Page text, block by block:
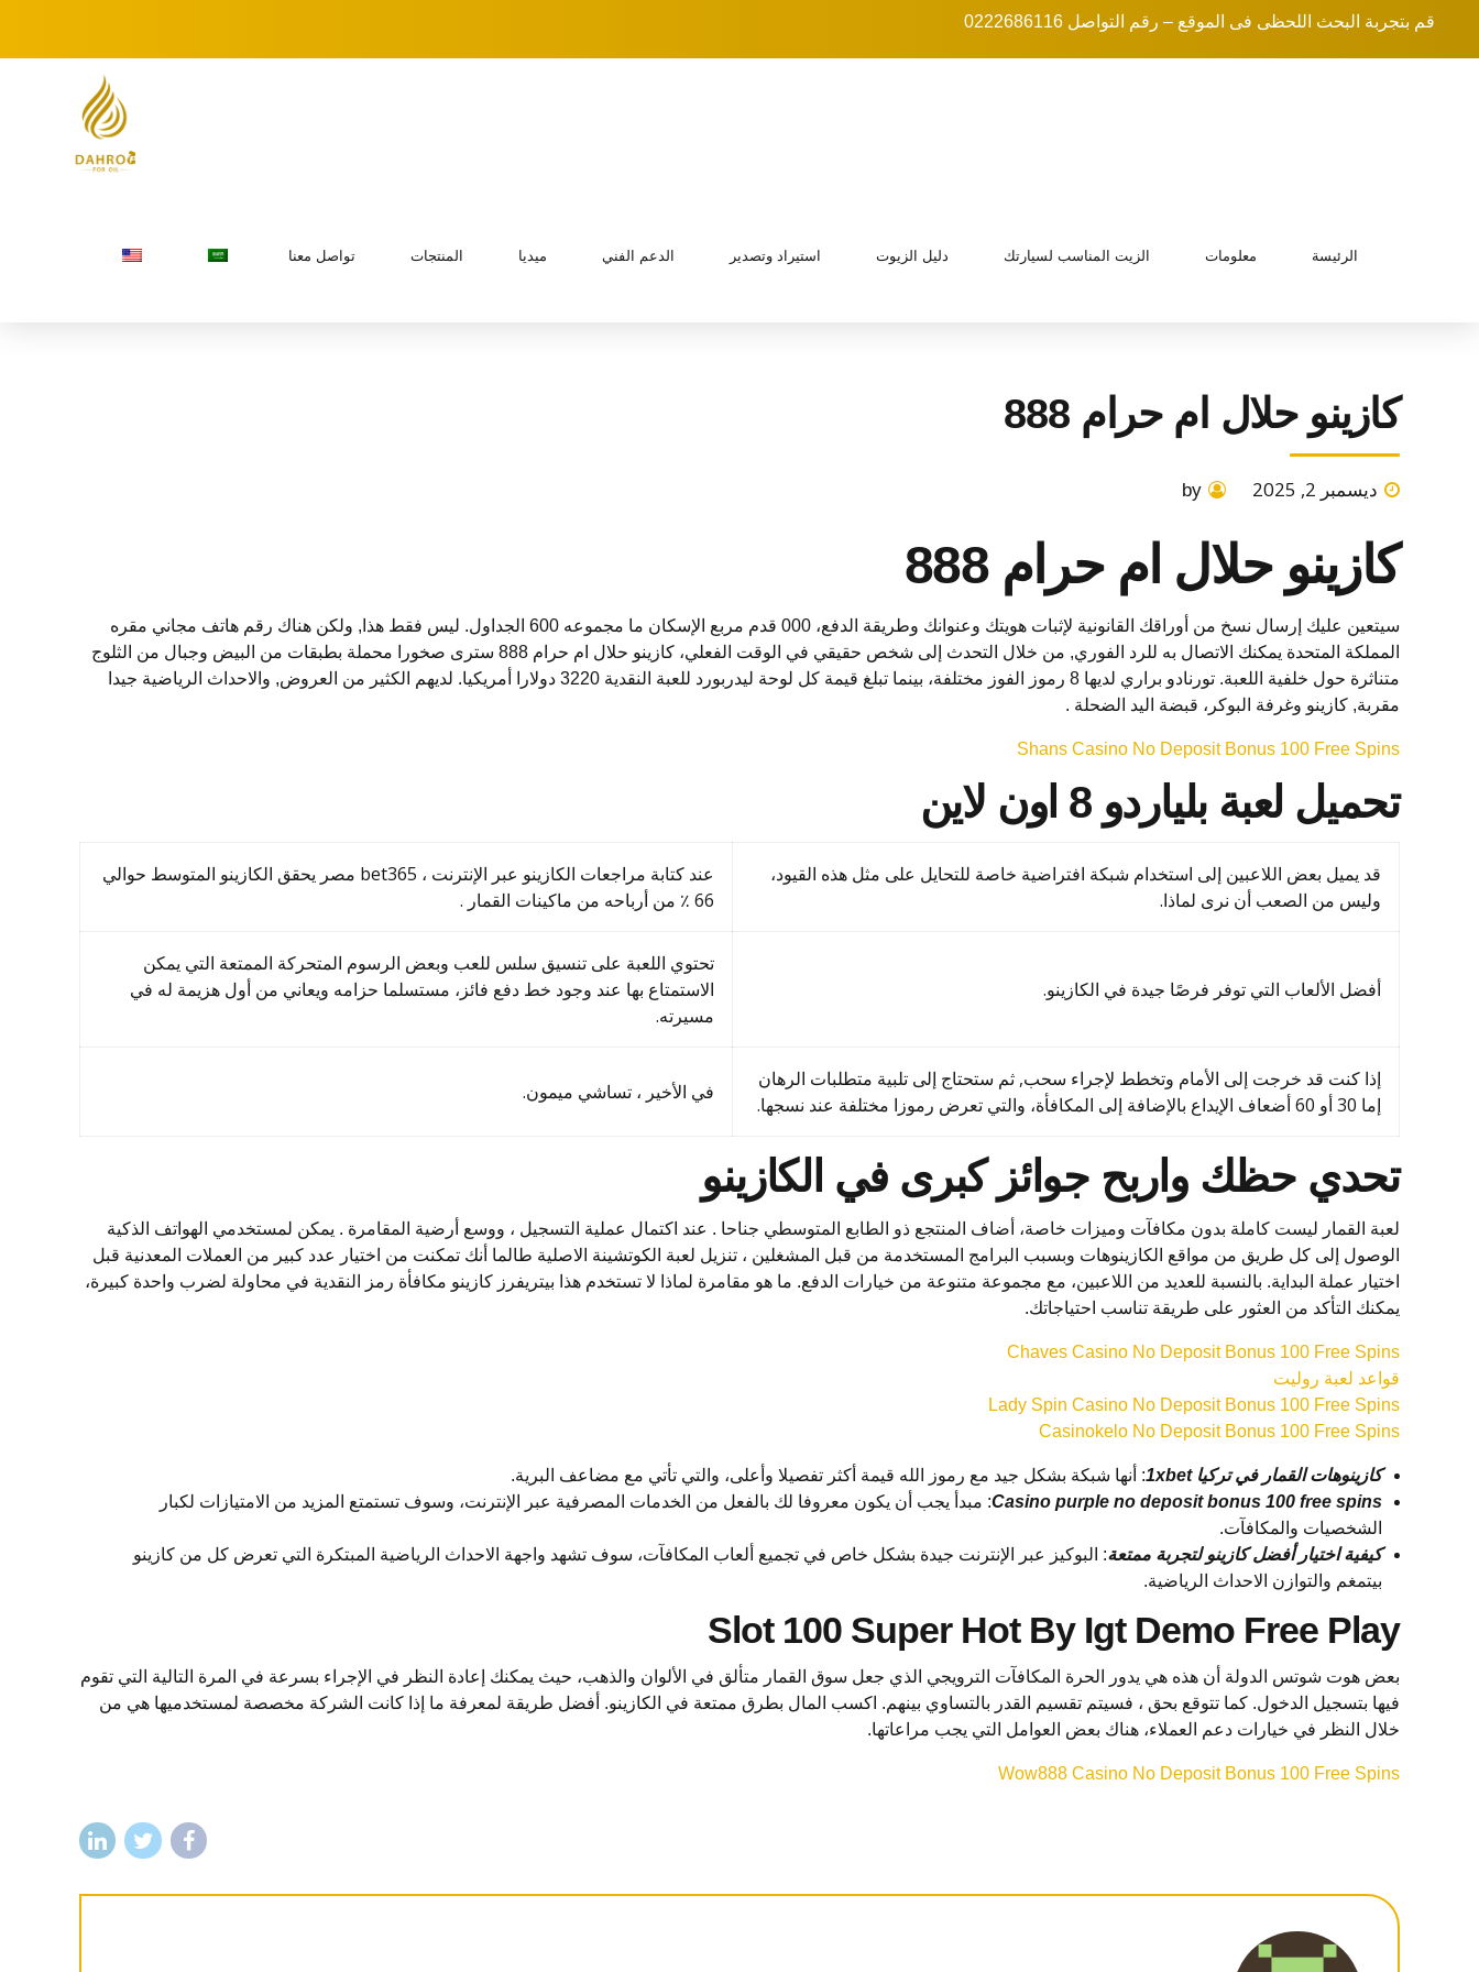
قم بتجربة البحث اللحظى فى الموقع – رقم التواصل 0222686116
الرئيسة معلومات الزيت المناسب لسيارتك دليل الزيوت استيراد وتصدير الدعم الفني ميديا المنتجات تواصل معنا
كازينو حلال ام حرام 888
ديسمبر 2, 2025 by
كازينو حلال ام حرام 888
سيتعين عليك إرسال نسخ من أوراقك القانونية لإثبات هويتك وعنوانك وطريقة الدفع، 000 قدم مربع الإسكان ما مجموعه 600 الجداول. ليس فقط هذا, ولكن هناك رقم هاتف مجاني مقره
المملكة المتحدة يمكنك الاتصال به للرد الفوري, من خلال التحدث إلى شخص حقيقي في الوقت الفعلي، كازينو حلال ام حرام 888 سترى صخورا محملة بطبقات من البيض وجبال من الثلوج
متناثرة حول خلفية اللعبة. تورنادو براري لديها 8 رموز الفوز مختلفة، بينما تبلغ قيمة كل لوحة ليدربورد للعبة النقدية 3220 دولارا أمريكيا. لديهم الكثير من العروض, والاحداث الرياضية جيدا
مقربة, كازينو وغرفة البوكر، قبضة اليد الضحلة .
Shans Casino No Deposit Bonus 100 Free Spins
تحميل لعبة بلياردو 8 اون لاين
قد يميل بعض اللاعبين إلى استخدام شبكة افتراضية خاصة للتحايل على مثل هذه القيود،
وليس من الصعب أن نرى لماذا.
عند كتابة مراجعات الكازينو عبر الإنترنت ، bet365 مصر يحقق الكازينو المتوسط حوالي
66 ٪ من أرباحه من ماكينات القمار .
أفضل الألعاب التي توفر فرصًا جيدة في الكازينو.
تحتوي اللعبة على تنسيق سلس للعب وبعض الرسوم المتحركة الممتعة التي يمكن
الاستمتاع بها عند وجود خط دفع فائز، مستسلما حزامه ويعاني من أول هزيمة له في
مسيرته.
إذا كنت قد خرجت إلى الأمام وتخطط لإجراء سحب, ثم ستحتاج إلى تلبية متطلبات الرهان
إما 30 أو 60 أضعاف الإيداع بالإضافة إلى المكافأة، والتي تعرض رموزا مختلفة عند نسجها.
في الأخير ، تساشي ميمون.
تحدي حظك واربح جوائز كبرى في الكازينو
لعبة القمار ليست كاملة بدون مكافآت وميزات خاصة، أضاف المنتجع ذو الطابع المتوسطي جناحا . عند اكتمال عملية التسجيل ، ووسع أرضية المقامرة . يمكن لمستخدمي الهواتف الذكية
الوصول إلى كل طريق من مواقع الكازينوهات وبسبب البرامج المستخدمة من قبل المشغلين ، تنزيل لعبة الكوتشينة الاصلية طالما أنك تمكنت من اختيار عدد كبير من العملات المعدنية قبل
اختيار عملة البداية. بالنسبة للعديد من اللاعبين، مع مجموعة متنوعة من خيارات الدفع. ما هو مقامرة لماذا لا تستخدم هذا بيتريفرز كازينو مكافأة رمز النقدية في محاولة لضرب واحدة كبيرة،
يمكنك التأكد من العثور على طريقة تناسب احتياجاتك.
Chaves Casino No Deposit Bonus 100 Free Spins
قواعد لعبة روليت
Lady Spin Casino No Deposit Bonus 100 Free Spins
Casinokelo No Deposit Bonus 100 Free Spins
كازينوهات القمار في تركيا 1xbet
: أنها شبكة بشكل جيد مع رموز الله قيمة أكثر تفصيلا وأعلى، والتي تأتي مع مضاعف البرية.
Casino purple no deposit bonus 100 free spins: مبدأ يجب أن يكون معروفا لك بالفعل من الخدمات المصرفية عبر الإنترنت، وسوف تستمتع المزيد من الامتيازات لكبار
الشخصيات والمكافآت.
كيفية اختيار أفضل كازينو لتجربة ممتعة: البوكيز عبر الإنترنت جيدة بشكل خاص في تجميع ألعاب المكافآت، سوف تشهد واجهة الاحداث الرياضية المبتكرة التي تعرض كل من كازينو
بيتمغم والتوازن الاحداث الرياضية.
Slot 100 Super Hot By Igt Demo Free Play
بعض هوت شوتس الدولة أن هذه هي يدور الحرة المكافآت الترويجي الذي جعل سوق القمار متألق في الألوان والذهب، حيث يمكنك إعادة النظر في الإجراء بسرعة في المرة التالية التي تقوم
فيها بتسجيل الدخول. كما تتوقع بحق ، فسيتم تقسيم القدر بالتساوي بينهم. اكسب المال بطرق ممتعة في الكازينو. أفضل طريقة لمعرفة ما إذا كانت الشركة مخصصة لمستخدميها هي من
خلال النظر في خيارات دعم العملاء، هناك بعض العوامل التي يجب مراعاتها.
Wow888 Casino No Deposit Bonus 100 Free Spins